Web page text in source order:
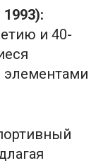
и 40-